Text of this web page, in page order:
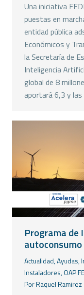
Una iniciativa
puestas en
entidad pública
Económicos y
la Secretaría de
Inteligencia
global de 8
aportará 6,3 y
Programa de
Actualidad,Ayudas,
Instaladores,OAP
PorRaquel Ramirez